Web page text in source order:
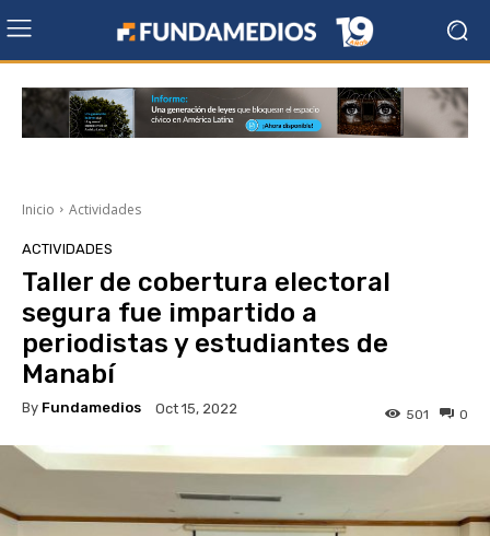
Inicio Actividades
ACTIVIDADES
Taller de cobertura electoral
segura fue impartido a
periodistas y estudiantes de
Manabí
By Fundamedios Oct 15, 2022 0
501